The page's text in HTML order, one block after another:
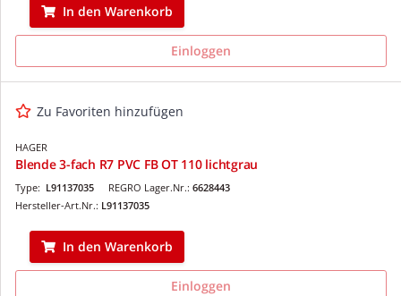
In den Warenkorb
Einloggen
Zu Favoriten hinzufügen
HAGER
Blende 3-fach R7 PVC FB OT 110 lichtgrau
REGRO Lager.Nr.: 6628443
Type: L91137035
Hersteller-Art.Nr.: L91137035
In den Warenkorb
Einloggen